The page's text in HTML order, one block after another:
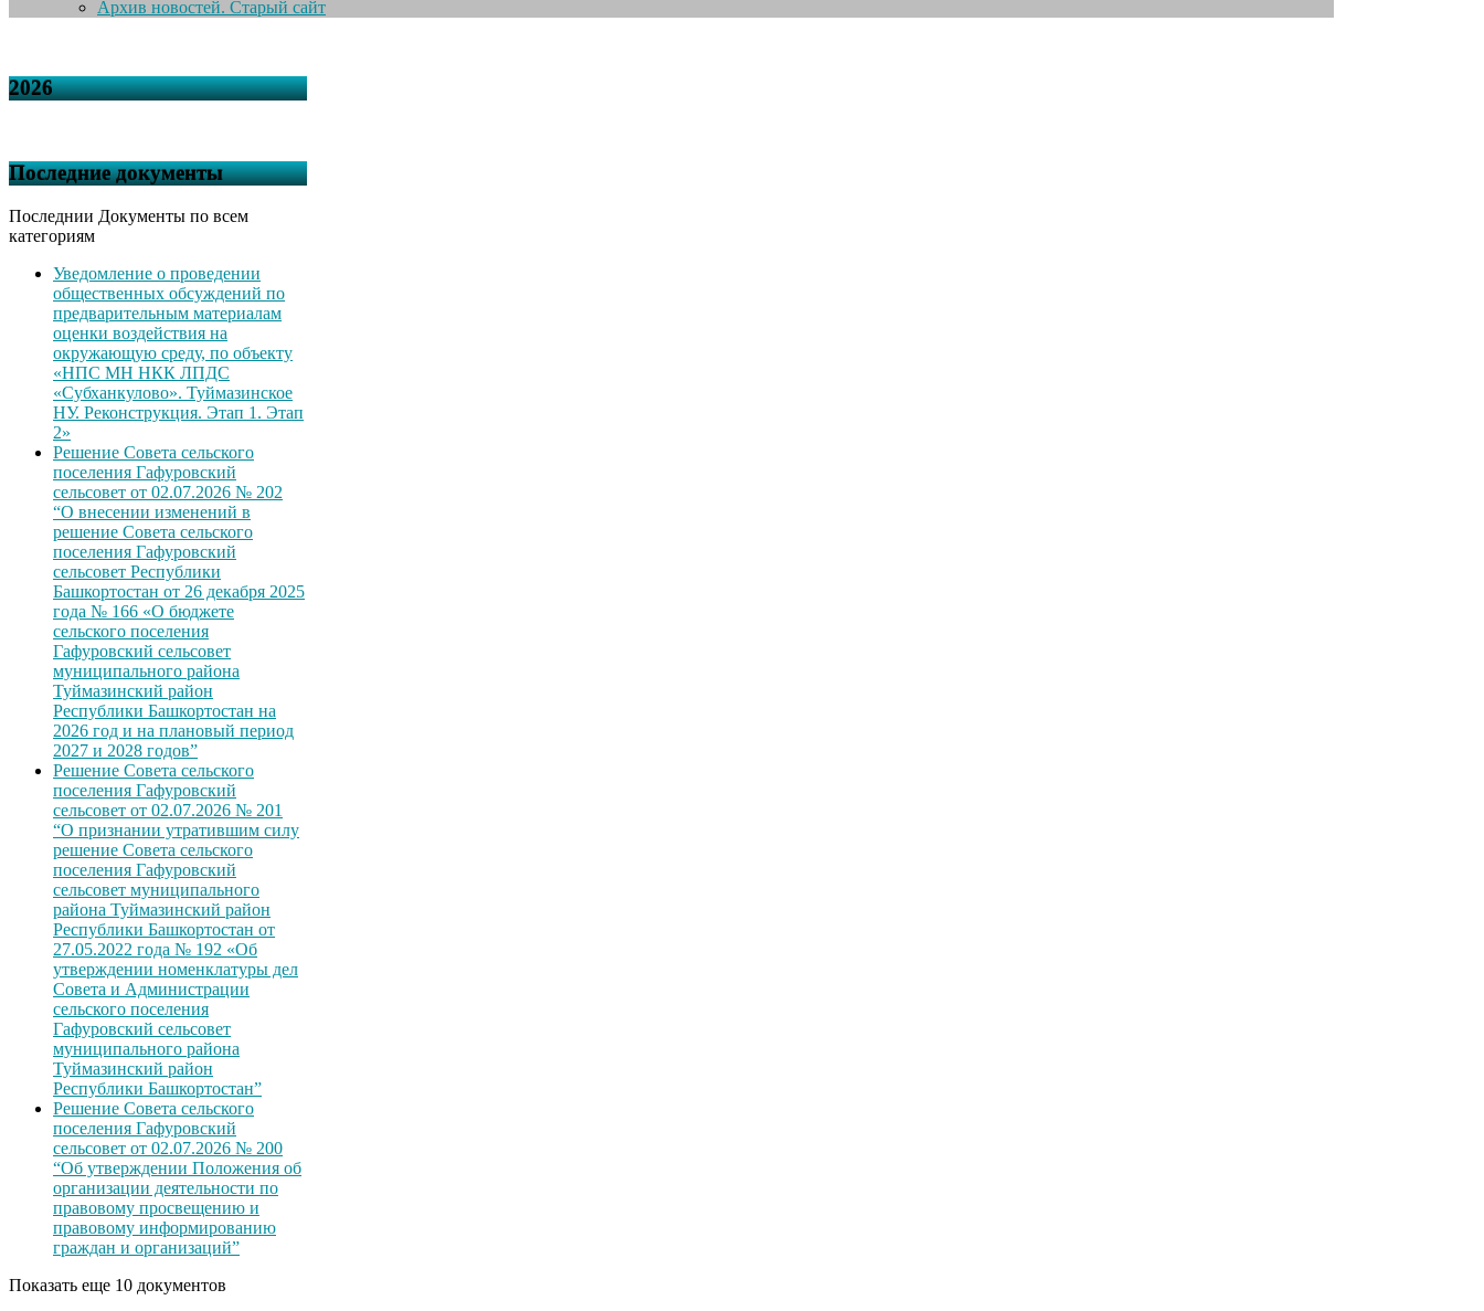
Архив новостей. Старый сайт
2026
Последние документы
Последнии Документы по всем
категориям
Уведомление о проведении
общественных обсуждений по
предварительным материалам
оценки воздействия на
окружающую среду, по объекту
«НПС МН НКК ЛПДС
«Субханкулово». Туймазинское
НУ. Реконструкция. Этап 1. Этап
2»
Решение Совета сельского
поселения Гафуровский
сельсовет от 02.07.2026 № 202
“О внесении изменений в
решение Совета сельского
поселения Гафуровский
сельсовет Республики
Башкортостан от 26 декабря 2025
года № 166 «О бюджете
сельского поселения
Гафуровский сельсовет
муниципального района
Туймазинский район
Республики Башкортостан на
2026 год и на плановый период
2027 и 2028 годов”
Решение Совета сельского
поселения Гафуровский
сельсовет от 02.07.2026 № 201
“О признании утратившим силу
решение Совета сельского
поселения Гафуровский
сельсовет муниципального
района Туймазинский район
Республики Башкортостан от
27.05.2022 года № 192 «Об
утверждении номенклатуры дел
Совета и Администрации
сельского поселения
Гафуровский сельсовет
муниципального района
Туймазинский район
Республики Башкортостан”
Решение Совета сельского
поселения Гафуровский
сельсовет от 02.07.2026 № 200
“Об утверждении Положения об
организации деятельности по
правовому просвещению и
правовому информированию
граждан и организаций”
Показать еще 10 документов